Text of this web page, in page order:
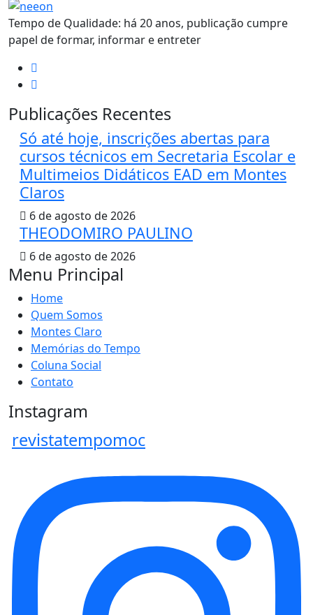
Tempo de Qualidade: há 20 anos, publicação cumpre
papel de formar, informar e entreter
Publicações Recentes
Só até hoje, inscrições abertas para
cursos técnicos em Secretaria Escolar e
Multimeios Didáticos EAD em Montes
Claros
6 de agosto de 2026
THEODOMIRO PAULINO
6 de agosto de 2026
Menu Principal
Home
Quem Somos
Montes Claro
Memórias do Tempo
Coluna Social
Contato
Instagram
revistatempomoc